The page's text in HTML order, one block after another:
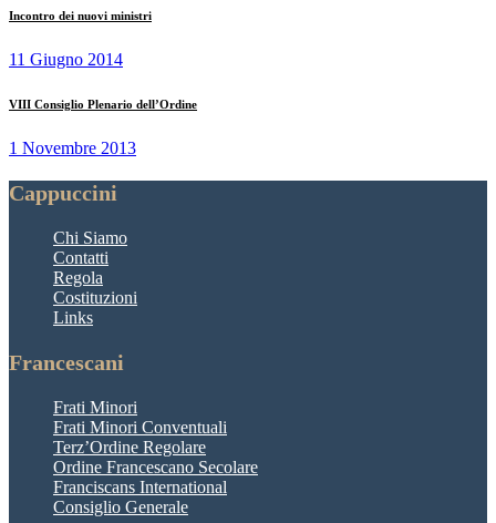
Incontro dei nuovi ministri
11 Giugno 2014
VIII Consiglio Plenario dell’Ordine
1 Novembre 2013
Cappuccini
Chi Siamo
Contatti
Regola
Costituzioni
Links
Francescani
Frati Minori
Frati Minori Conventuali
Terz’Ordine Regolare
Ordine Francescano Secolare
Franciscans International
Consiglio Generale